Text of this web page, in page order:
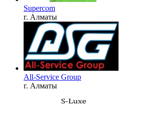
Supercom
г. Алматы
All-Service Group
г. Алматы